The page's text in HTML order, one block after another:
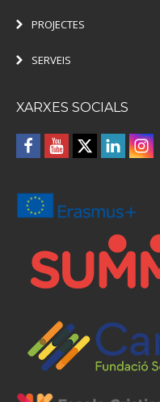
PROJECTES
SERVEIS
XARXES SOCIALS